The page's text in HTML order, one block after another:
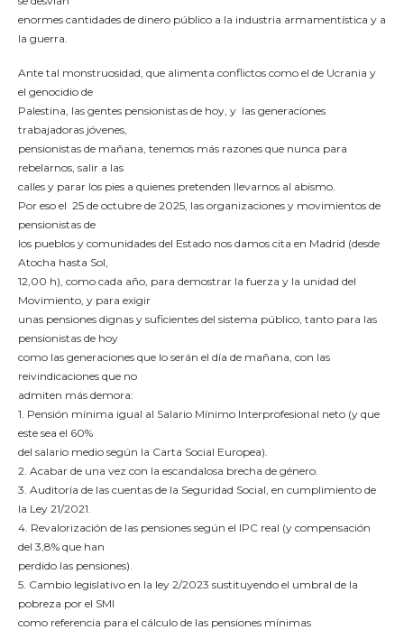
enormes cantidades de dinero público a la industria armamentística y a
la guerra.
Ante tal monstruosidad, que alimenta conflictos como el de Ucrania y
el genocidio de
Palestina, las gentes pensionistas de hoy, y las generaciones
trabajadoras jóvenes,
pensionistas de mañana, tenemos más razones que nunca para
rebelarnos, salir a las
calles y parar los pies a quienes pretenden llevarnos al abismo.
Por eso el 25 de octubre de 2025, las organizaciones y movimientos de
pensionistas de
los pueblos y comunidades del Estado nos damos cita en Madrid (desde
Atocha hasta Sol,
12,00 h), como cada año, para demostrar la fuerza y la unidad del
Movimiento, y para exigir
unas pensiones dignas y suficientes del sistema público, tanto para las
pensionistas de hoy
como las generaciones que lo serán el día de mañana, con las
reivindicaciones que no
admiten más demora:
1. Pensión mínima igual al Salario Mínimo Interprofesional neto (y que
este sea el 60%
del salario medio según la Carta Social Europea).
2. Acabar de una vez con la escandalosa brecha de género.
3. Auditoría de las cuentas de la Seguridad Social, en cumplimiento de
la Ley 21/2021.
4. Revalorización de las pensiones según el IPC real (y compensación
del 3,8% que han
perdido las pensiones).
5. Cambio legislativo en la ley 2/2023 sustituyendo el umbral de la
pobreza por el SMI
como referencia para el cálculo de las pensiones mínimas